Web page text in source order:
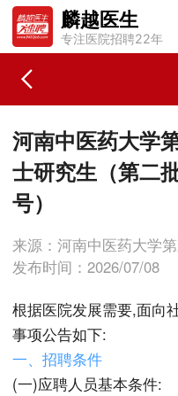
麟越医生
专注医院招聘22年
河南中医药大学
士研究生（第二
号）
来源：河南中医药大学
发布时间：2026/07/08
根据医院发展需要,面向
事项公告如下:
一、招聘条件
(一)应聘人员基本条件: